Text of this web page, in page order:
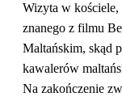
Wizyta w kościele,
znanego z filmu
Maltańskim, skąd
kawalerów
Na zakończenie